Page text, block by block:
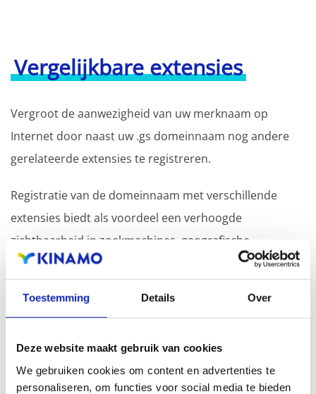
Toestemming Details Over
Deze website maakt gebruik van cookies
We gebruiken cookies om content en advertenties te
personaliseren, om functies voor social media te bieden
Vergelijkbare extensies
Vergroot de aanwezigheid van uw merknaam op
Internet door naast uw .gs domeinnaam nog andere
gerelateerde extensies te registreren.
Registratie van de domeinnaam met verschillende
extensies biedt als voordeel een verhoogde
zichtbaarheid in zoekmachines, geografische
aanwezigheid en verbeterde aanwezigheid bij lokale
Registreer uw domeinnamen